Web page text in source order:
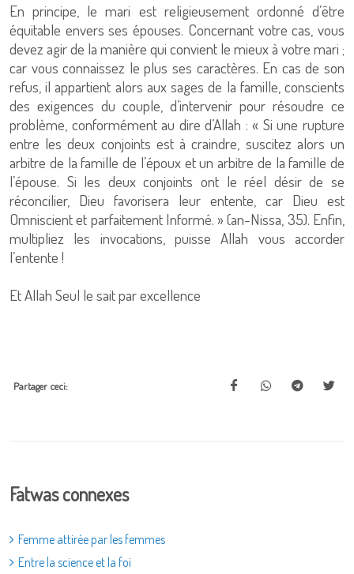
En principe, le mari est religieusement ordonné d’être
équitable envers ses épouses. Concernant votre cas, vous
devez agir de la manière qui convient le mieux à votre mari ;
car vous connaissez le plus ses caractères. En cas de son
refus, il appartient alors aux sages de la famille, conscients
des exigences du couple, d’intervenir pour résoudre ce
problème, conformément au dire d’Allah : « Si une rupture
entre les deux conjoints est à craindre, suscitez alors un
arbitre de la famille de l’époux et un arbitre de la famille de
l’épouse. Si les deux conjoints ont le réel désir de se
réconcilier, Dieu favorisera leur entente, car Dieu est
Omniscient et parfaitement Informé. » (an-Nissa, 35). Enfin,
multipliez les invocations, puisse Allah vous accorder
l’entente !
Et Allah Seul le sait par excellence
Partager ceci:
Fatwas connexes
Femme attirée par les femmes
Entre la science et la foi